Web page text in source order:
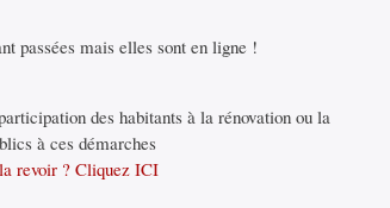
passées mais elles sont en ligne !
des habitants à la rénovation ou la
à ces démarches
revoir ? Cliquez ICI